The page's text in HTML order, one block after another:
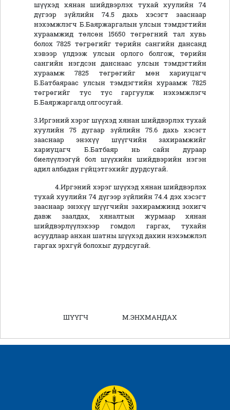
шүүхэд хянан шийдвэрлэх тухай хуулийн 74
дүгээр зүйлийн 74.5 дахь хэсэгт зааснаар
нэхэмжлэгч Б.Баяржаргалын улсын тэмдэгтийн
хураамжид төлсөн 15650 төгрөгний тал хувь
болох 7825 төгрөгийг төрийн сангийн дансанд
хэвээр үлдээж улсын орлого болгож, төрийн
сангийн нэгдсэн данснаас улсын тэмдэгтийн
хураамж 7825 төгрөгийг мөн хариуцагч
Б.Батбаяраас улсын тэмдэгтийн хураамж 7825
төгрөгийг тус тус гаргуулж нэхэмжлэгч
Б.Баяржаргалд олгосугай.
3.Иргэний хэрэг шүүхэд хянан шийдвэрлэх тухай
хуулийн 75 дугаар зүйлийн 75.6 дахь хэсэгт
зааснаар энэхүү шүүгчийн захирамжийг
хариуцагч Б.Батбаяр нь сайн дураар
биелүүлээгүй бол шүүхийн шийдвэрийн нэгэн
адил албадан гүйцэтгэхийг дурдсугай.
4.Иргэний хэрэг шүүхэд хянан шийдвэрлэх
тухай хуулийн 74 дүгээр зүйлийн 74.4 дэх хэсэгт
зааснаар энэхүү шүүгчийн захирамжинд зохигч
давж заалдах, хяналтын журмаар хянан
шийдвэрлүүлэхээр гомдол гаргах, тухайн
асуудлаар анхан шатны шүүхэд дахин нэхэмжлэл
гаргах эрхгүй болохыг дурдсугай.
ШҮҮГЧ М.ЭНХМАНДАХ